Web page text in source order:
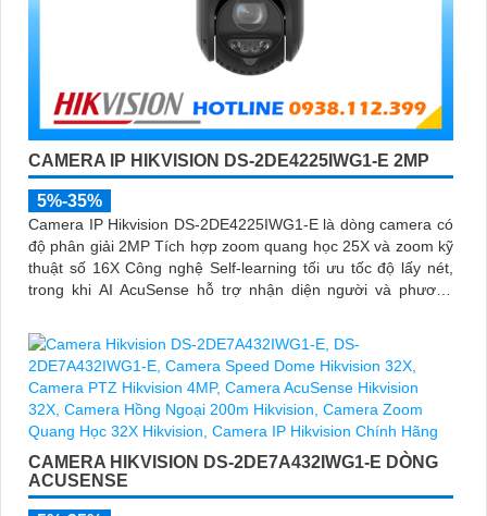
CAMERA IP HIKVISION DS-2DE4225IWG1-E 2MP
5%-35%
Camera IP Hikvision DS-2DE4225IWG1-E là dòng camera có
độ phân giải 2MP Tích hợp zoom quang học 25X và zoom kỹ
thuật số 16X Công nghệ Self-learning tối ưu tốc độ lấy nét,
trong khi AI AcuSense hỗ trợ nhận diện người và phương
CAMERA HIKVISION DS-2DE7A432IWG1-E DÒNG
ACUSENSE